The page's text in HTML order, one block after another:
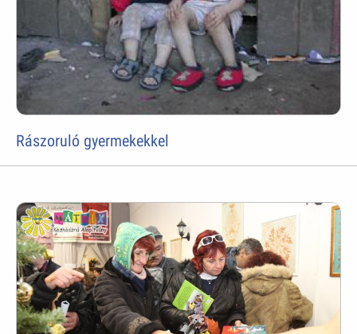
Rászoruló gyermekekkel